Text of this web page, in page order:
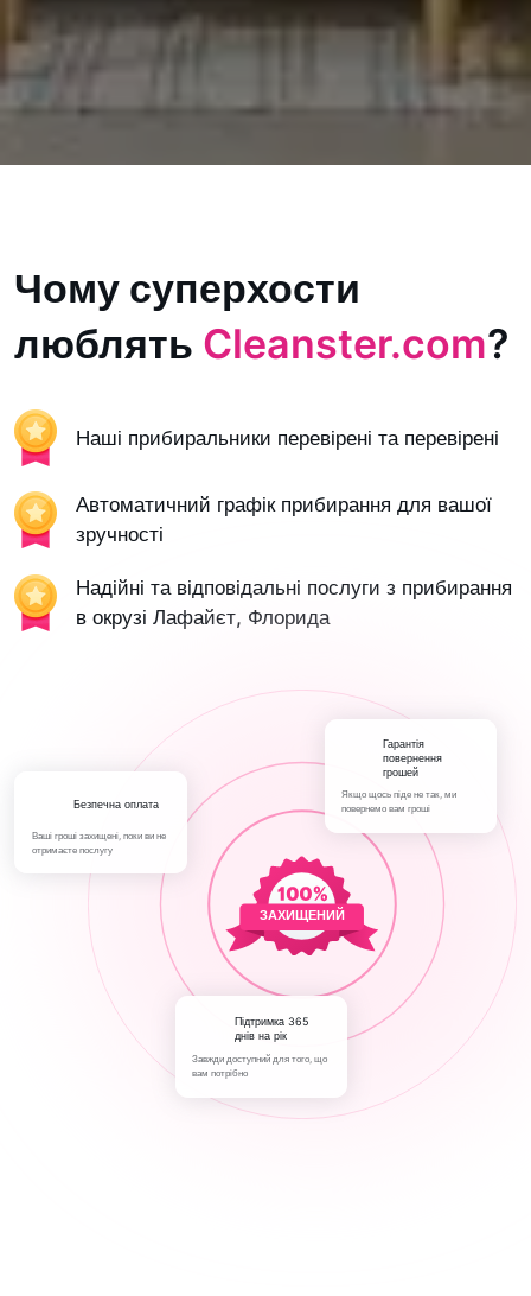
Чому суперхости
люблять Cleanster.com?
Наші прибиральники перевірені та перевірені
Автоматичний графік прибирання для вашої
зручності
Надійні та відповідальні послуги з прибирання
в окрузі Лафайєт, Флорида
ЗАХИЩЕНИЙ
Безпечна оплата
Ваші гроші захищені, поки ви не
отримаєте послугу
Гарантія
повернення
грошей
Якщо щось піде не так, ми
повернемо вам гроші
Підтримка 365
днів на рік
Завжди доступний для того, що
вам потрібно